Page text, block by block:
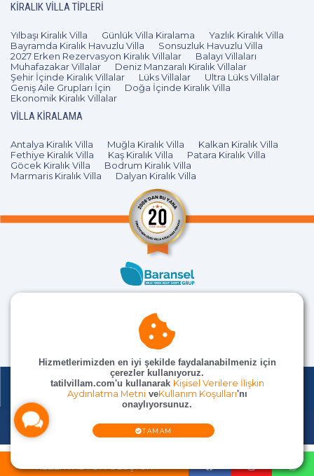
KIRALIK VILLA TIPLERI
Yılbaşı Kiralık Villa Günlük Villa Kiralama
Yazlık Kiralık Villa
Bayramda Kiralık Havuzlu Villa
Sonsuzluk Havuzlu Villa
2027 Erken Rezervasyon Kiralık Villalar
Balayı Villaları
Muhafazakar Villalar
Deniz Manzaralı Kiralık Villalar
Şehir İçinde Kiralık Villalar
Lüks Villalar
Ultra Lüks Villalar
Geniş Aile Grupları İçin
Doğa İçinde Kiralık Villa
Ekonomik Kiralık Villalar
VILLA KIRALAMA
Antalya Kiralık Villa Muğla Kiralık Villa
Kalkan Kiralık Villa
Fethiye Kiralık Villa
Kaş Kiralık Villa
Patara Kiralık Villa
Göcek Kiralık Villa
Bodrum Kiralık Villa
Marmaris Kiralık Villa
Dalyan Kiralık Villa
© TatilVillam Tüm Hakları Saklıdır
Hizmetlerimizden en iyi şekilde faydalanabilmeniz için
çerezler kullanıyoruz.
tatilvillam.com'u kullanarak Kişisel Verilere İlişkin
Aydınlatma MetniveKullanım Koşulları'nı
onaylıyorsunuz.
TAMAM